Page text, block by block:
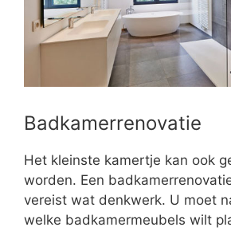
Badkamerrenovatie
Het kleinste kamertje kan ook
worden. Een
vereist wat denkwerk. U moet
welke badkamermeubels wilt